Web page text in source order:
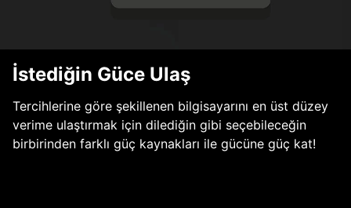
İstediğin Güce Ulaş
Tercihlerine göre şekillenen bilgisayarını en üst düzey
verime ulaştırmak için dilediğin gibi seçebileceğin
birbirinden farklı güç kaynakları ile gücüne güç kat!